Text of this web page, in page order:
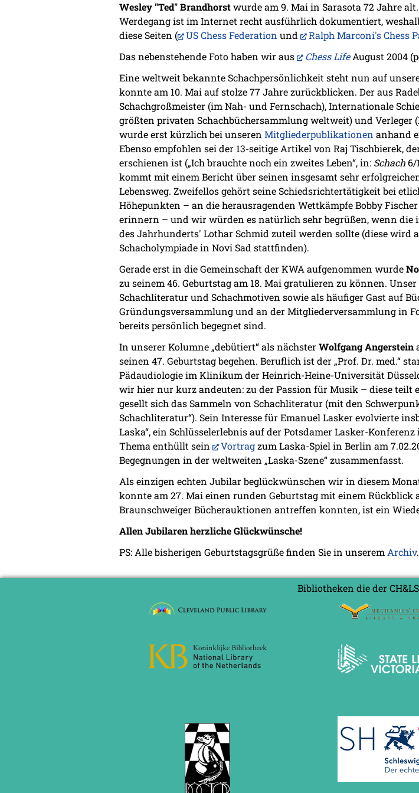
Wesley "Ted" Brandhorstwurde am 9. Mai in Sarasota 72 Jahre
Werdegang ist im Internet recht ausführlich dokumentiert,
diese Seiten (
US Chess Federation und Ralph Marconi's Chess
Das nebenstehende Foto haben wir aus
Chess LifeAugust 2004
Eine weltweit bekannte Schachpersönlichkeit steht nun auf
konnte am 10. Mai auf stolze 77 Jahre zurückblicken. Der aus
Schachgroßmeister (im Nah- und Fernschach), Internationale
größten privaten Schachbüchersammlung weltweit) und Verleger
wurde erst kürzlich bei unseren Mitgliederpublikationen anhand
Ebenso empfohlen sei der 13-seitige Artikel von Raj Tischbierek,
erschienen ist („Ich brauchte noch ein zweites Leben“, in: Schach 6/
kommt mit einem Bericht über seinen insgesamt sehr
Lebensweg. Zweifellos gehört seine Schiedsrichtertätigkeit bei
Höhepunkten – an die herausragenden Wettkämpfe Bobby
erinnern – und wir würden es natürlich sehr begrüßen, wenn die
des Jahrhunderts' Lothar Schmid zuteil werden sollte (diese wird
Schacholympiade in Novi Sad stattfinden).
Gerade erst in die Gemeinschaft der KWA aufgenommen wurde
zu seinem 46. Geburtstag am 18. Mai gratulieren zu können.
Schachliteratur und Schachmotiven sowie als häufiger Gast auf
Gründungsversammlung und an der Mitgliederversammlung in
bereits persönlich begegnet sind.
In unserer Kolumne „debütiert“ als nächsterWolfgang Angerstein
seinen 47. Geburtstag begehen. Beruflich ist der „Prof. Dr. med.“
Pädaudiologie im Klinikum der Heinrich-Heine-Universität
wir hier nur kurz andeuten: zu der Passion für Musik – diese
gesellt sich das Sammeln von Schachliteratur (mit den
Schachliteratur“). Sein Interesse für Emanuel Lasker evolvierte
Laska“, ein Schlüsselerlebnis auf der Potsdamer Lasker-
Thema enthüllt sein
Vortragzum Laska-Spiel in Berlin am
Begegnungen in der weltweiten „Laska-Szene“ zusammenfasst.
Als einzigen echten Jubilar beglückwünschen wir in diesem
konnte am 27. Mai einen runden Geburtstag mit einem
Braunschweiger Bücherauktionen antreffen konnten, ist ein
Allen Jubilaren herzliche Glückwünsche!
PS: Alle bisherigen Geburtstagsgrüße finden Sie in unseremArchiv.
Bibliotheken die der